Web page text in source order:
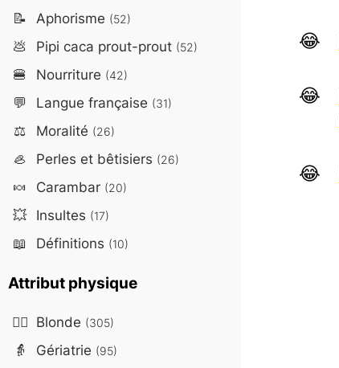
📝 Aphorisme (52)
💩 Pipi caca prout-prout (52)
🍔 Nourriture (42)
💬 Langue française (31)
⚖️ Moralité (26)
🦪 Perles et bêtisiers (26)
🍬 Carambar (20)
💥 Insultes (17)
📖 Définitions (10)
Attribut physique
👱‍♀️ Blonde (305)
👵 Gériatrie (95)